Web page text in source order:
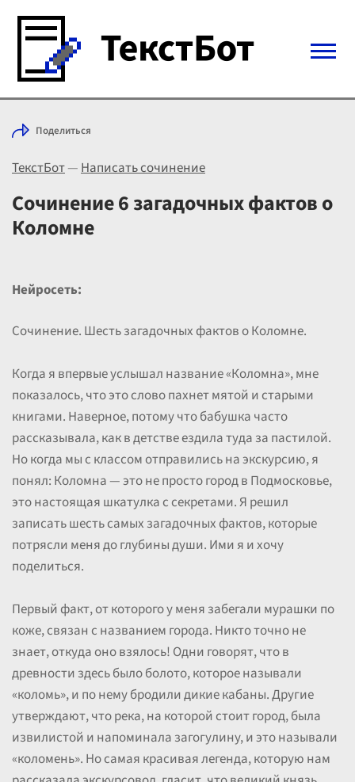
Войти с Telegram
Выбрать режим
Цены
Поделиться
ТекстБот—Написать сочинение
Сочинение 6 загадочных фактов о
Коломне
Нейросеть:
Сочинение. Шесть загадочных фактов о Коломне.
Когда я впервые услышал название «Коломна», мне
показалось, что это слово пахнет мятой и старыми
книгами. Наверное, потому что бабушка часто
рассказывала, как в детстве ездила туда за пастилой.
Но когда мы с классом отправились на экскурсию, я
понял: Коломна — это не просто город в Подмосковье,
это настоящая шкатулка с секретами. Я решил
записать шесть самых загадочных фактов, которые
потрясли меня до глубины души. Ими я и хочу
поделиться.
Первый факт, от которого у меня забегали мурашки по
коже, связан с названием города. Никто точно не
знает, откуда оно взялось! Одни говорят, что в
древности здесь было болото, которое называли
«коломь», и по нему бродили дикие кабаны. Другие
утверждают, что река, на которой стоит город, была
извилистой и напоминала загогулину, и это называли
«коломень». Но самая красивая легенда, которую нам